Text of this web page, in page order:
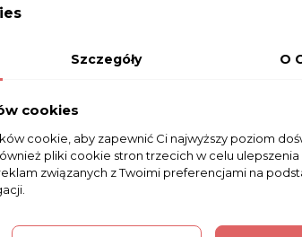
Szczegóły O
cookies
cookie, aby zapewnić Ci najwyższy poziom
pliki cookie stron trzecich w celu ulepszenia
związanych z Twoimi preferencjami na